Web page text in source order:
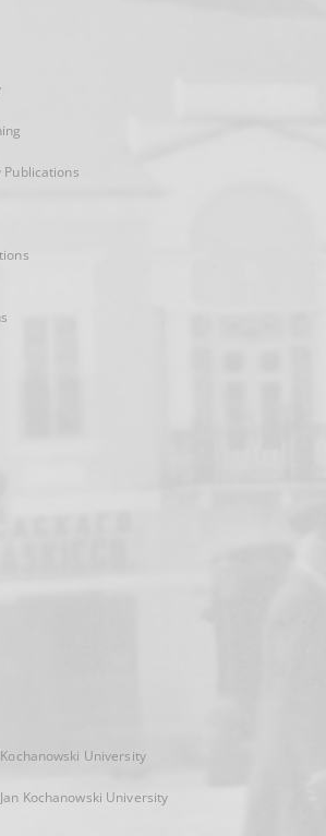
University
Kochanowski University